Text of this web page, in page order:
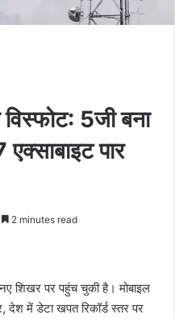
5जी बना
पार
2 minutes read
शिखर पर पहुंच चुकी है। मोबाइल
देश में डेटा खपत रिकॉर्ड स्तर पर